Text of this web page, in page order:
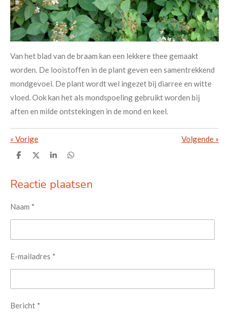
Van het blad van de braam kan een lekkere thee gemaakt
worden. De looistoffen in de plant geven een samentrekkend
mondgevoel. De plant wordt wel ingezet bij diarree en witte
vloed. Ook kan het als mondspoeling gebruikt worden bij
aften en milde ontstekingen in de mond en keel.
« Vorige Volgende »
D
e
n
D
l
S
r
e
D
e
n
Reactie plaatsen
Naam *
E-mailadres *
Bericht *